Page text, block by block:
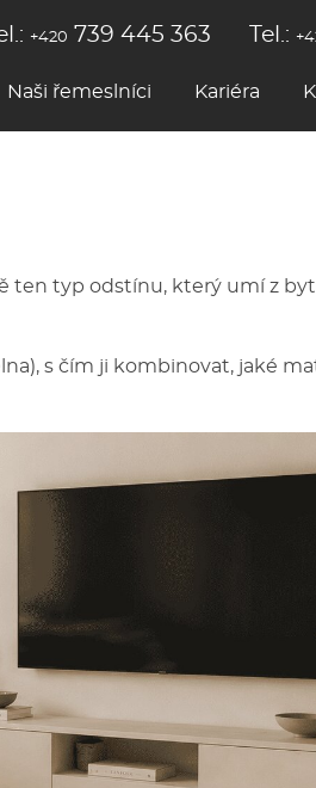
Tel.:
+420 739 445 363
Naši řemeslníci Kariéra
ten typ odstínu, který umí z
s čím ji kombinovat, jaké